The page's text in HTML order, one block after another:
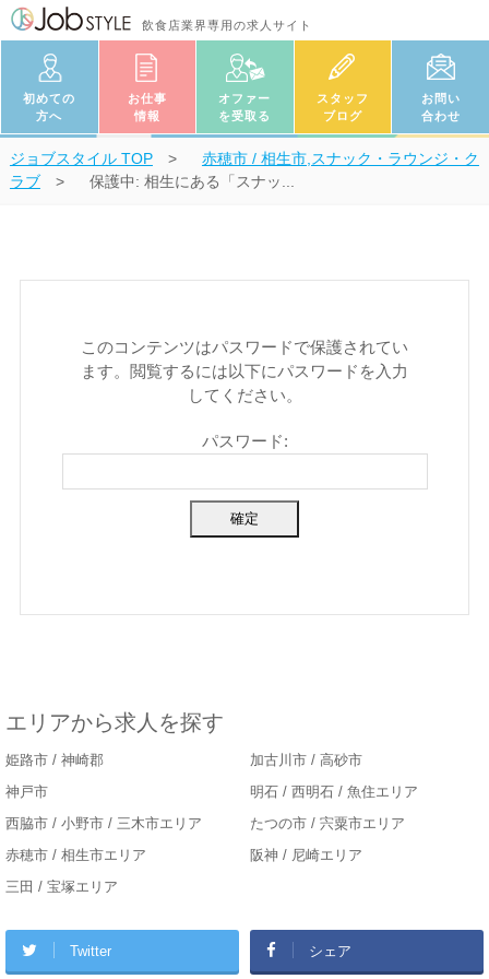
飲食店業界専用の求人サイト
初めての
方へ
お仕事
情報
オファー
を受取る
スタッフ
ブログ
お問い
合わせ
ジョブスタイルTOP
赤穂市 / 相生市,スナック・ラウンジ・ク
ラブ
保護中: 相生にある「スナッ...
このコンテンツはパスワードで保護されてい
ます。閲覧するには以下にパスワードを入力
してください。
パスワード:
エリアから求人を探す
姫路市 / 神崎郡
加古川市 / 高砂市
神戸市
明石 / 西明石 / 魚住エリア
西脇市 / 小野市 / 三木市エリア
たつの市 / 宍粟市エリア
赤穂市 / 相生市エリア
阪神 / 尼崎エリア
三田 / 宝塚エリア
Twitter シェア